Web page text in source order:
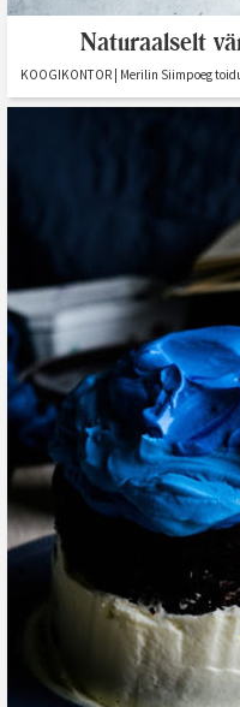
Naturaalselt
KOOGIKONTOR | Merilin Siimpoeg